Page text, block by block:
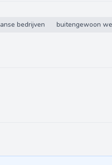
bedrijven buitengewoon